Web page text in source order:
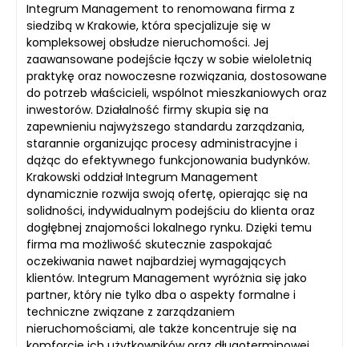
Integrum Management to renomowana firma z
siedzibą w Krakowie, która specjalizuje się w
kompleksowej obsłudze nieruchomości. Jej
zaawansowane podejście łączy w sobie wieloletnią
praktykę oraz nowoczesne rozwiązania, dostosowane
do potrzeb właścicieli, wspólnot mieszkaniowych oraz
inwestorów. Działalność firmy skupia się na
zapewnieniu najwyższego standardu zarządzania,
starannie organizując procesy administracyjne i
dążąc do efektywnego funkcjonowania budynków.
Krakowski oddział Integrum Management
dynamicznie rozwija swoją ofertę, opierając się na
solidności, indywidualnym podejściu do klienta oraz
dogłębnej znajomości lokalnego rynku. Dzięki temu
firma ma możliwość skutecznie zaspokajać
oczekiwania nawet najbardziej wymagających
klientów. Integrum Management wyróżnia się jako
partner, który nie tylko dba o aspekty formalne i
techniczne związane z zarządzaniem
nieruchomościami, ale także koncentruje się na